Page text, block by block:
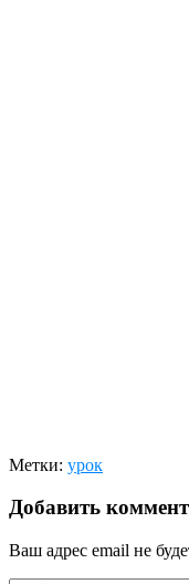
Метки: урок
Добавить
Ваш адрес email не